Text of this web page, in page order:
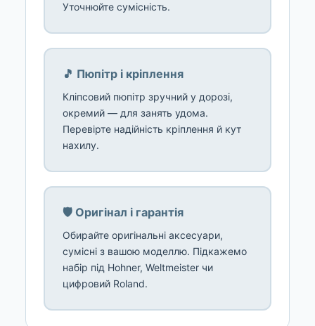
Уточнюйте сумісність.
🎵 Пюпітр і кріплення
Кліпсовий пюпітр зручний у дорозі,
окремий — для занять удома.
Перевірте надійність кріплення й кут
нахилу.
🛡️ Оригінал і гарантія
Обирайте оригінальні аксесуари,
сумісні з вашою моделлю. Підкажемо
набір під Hohner, Weltmeister чи
цифровий Roland.